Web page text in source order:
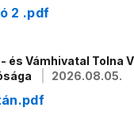
2 .pdf
és Vámhivatal Tolna
2026.08.05.